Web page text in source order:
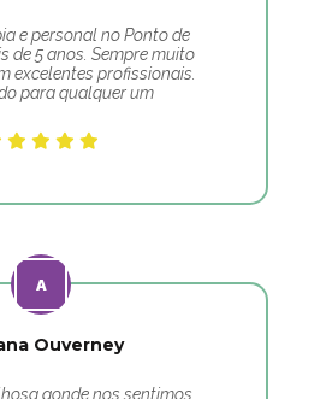
e personal no Ponto de
de 5 anos. Sempre muito
excelentes profissionais.
para qualquer um
Ouverney
aonde nos sentimos